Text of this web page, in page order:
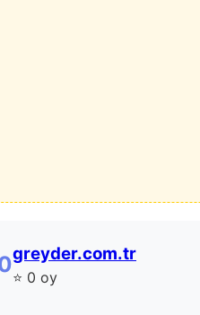
greyder.com.tr
⭐ 0 oy